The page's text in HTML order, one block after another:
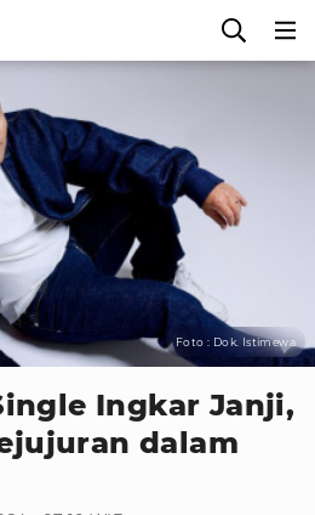
Foto : Dok. Istimewa
Ingkar Janji,
dalam